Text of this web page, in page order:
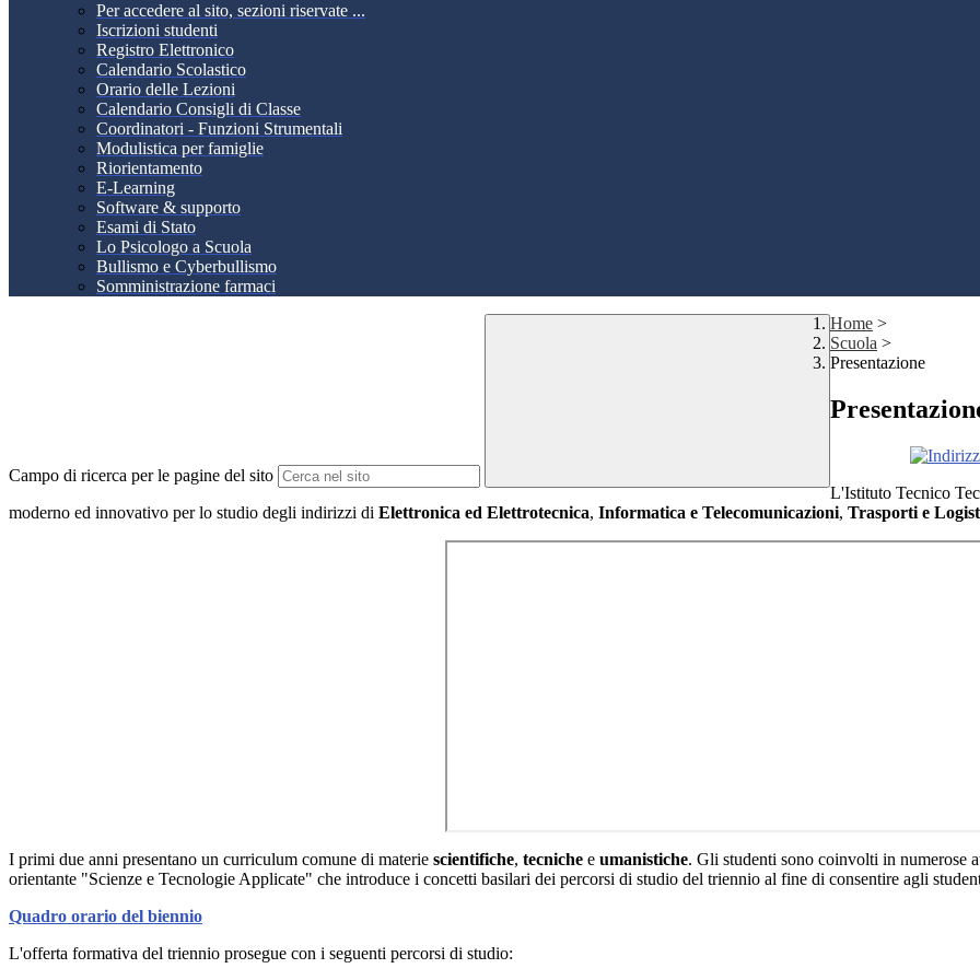
Per accedere al sito, sezioni riservate ...
Iscrizioni studenti
Registro Elettronico
Calendario Scolastico
Orario delle Lezioni
Calendario Consigli di Classe
Coordinatori - Funzioni Strumentali
Modulistica per famiglie
Riorientamento
E-Learning
Software & supporto
Esami di Stato
Lo Psicologo a Scuola
Bullismo e Cyberbullismo
Somministrazione farmaci
Campo di ricerca per le pagine del sito
Home >
Scuola >
Presentazione
L'Istituto Tecnico
moderno ed innovativo per lo studio degli indirizzi di Elettronica ed Elettrotecnica, Informatica e Telecomunicazioni, Trasporti e L
I primi due anni presentano un curriculum comune di materie scientifiche, tecniche e umanistiche. Gli studenti sono coinvolti in numerose
orientante "Scienze e Tecnologie Applicate" che introduce i concetti basilari dei percorsi di studio del triennio al fine di consentire agli
Quadro orario del biennio
L'offerta formativa del triennio prosegue con i seguenti percorsi di studio: